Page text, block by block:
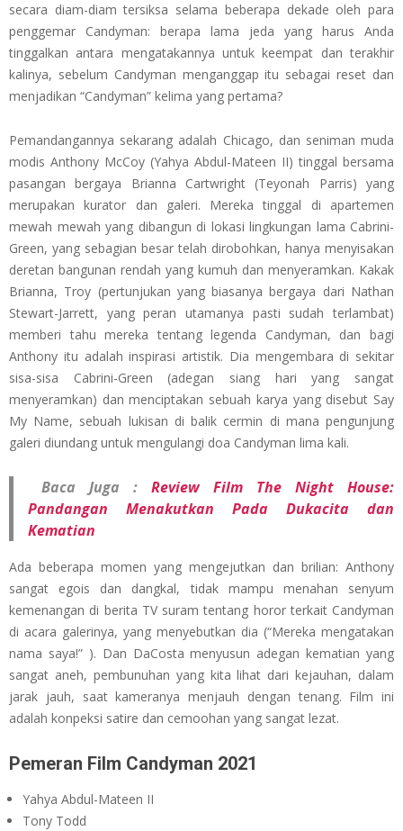
secara diam-diam tersiksa selama beberapa dekade oleh para
penggemar Candyman: berapa lama jeda yang harus Anda
tinggalkan antara mengatakannya untuk keempat dan terakhir
kalinya, sebelum Candyman menganggap itu sebagai reset dan
menjadikan “Candyman” kelima yang pertama?
Pemandangannya sekarang adalah Chicago, dan seniman muda
modis Anthony McCoy (Yahya Abdul-Mateen II) tinggal bersama
pasangan bergaya Brianna Cartwright (Teyonah Parris) yang
merupakan kurator dan galeri. Mereka tinggal di apartemen
mewah mewah yang dibangun di lokasi lingkungan lama Cabrini-
Green, yang sebagian besar telah dirobohkan, hanya menyisakan
deretan bangunan rendah yang kumuh dan menyeramkan. Kakak
Brianna, Troy (pertunjukan yang biasanya bergaya dari Nathan
Stewart-Jarrett, yang peran utamanya pasti sudah terlambat)
memberi tahu mereka tentang legenda Candyman, dan bagi
Anthony itu adalah inspirasi artistik. Dia mengembara di sekitar
sisa-sisa Cabrini-Green (adegan siang hari yang sangat
menyeramkan) dan menciptakan sebuah karya yang disebut Say
My Name, sebuah lukisan di balik cermin di mana pengunjung
galeri diundang untuk mengulangi doa Candyman lima kali.
Baca Juga : Review Film The Night House:
Pandangan Menakutkan Pada Dukacita dan
Kematian
Ada beberapa momen yang mengejutkan dan brilian: Anthony
sangat egois dan dangkal, tidak mampu menahan senyum
kemenangan di berita TV suram tentang horor terkait Candyman
di acara galerinya, yang menyebutkan dia (“Mereka mengatakan
nama saya!” ). Dan DaCosta menyusun adegan kematian yang
sangat aneh, pembunuhan yang kita lihat dari kejauhan, dalam
jarak jauh, saat kameranya menjauh dengan tenang. Film ini
adalah konpeksi satire dan cemoohan yang sangat lezat.
Pemeran Film Candyman 2021
Yahya Abdul-Mateen II
Tony Todd